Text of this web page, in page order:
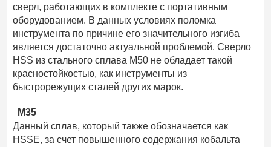
сверл, работающих в комплекте с портативным
оборудованием. В данных условиях поломка
инструмента по причине его значительного изгиба
является достаточно актуальной проблемой. Сверло
HSS из стального сплава М50 не обладает такой
красностойкостью, как инструменты из
быстрорежущих сталей других марок.
М35
Данный сплав, который также обозначается как
HSSE, за счет повышенного содержания кобальта